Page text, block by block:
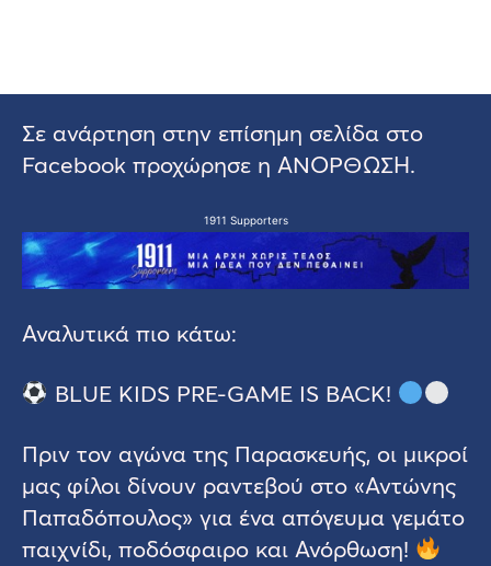
Σε ανάρτηση στην επίσημη σελίδα στο
Facebook προχώρησε η ΑΝΟΡΘΩΣΗ.
1911 Supporters
Αναλυτικά πιο κάτω:
BLUE KIDS PRE-GAME IS BACK!
Πριν τον αγώνα της Παρασκευής, οι μικροί
μας φίλοι δίνουν ραντεβού στο «Αντώνης
Παπαδόπουλος» για ένα απόγευμα γεμάτο
παιχνίδι, ποδόσφαιρο και Ανόρθωση!